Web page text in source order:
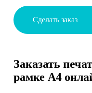
Сделать заказ
Заказать
рамке А4